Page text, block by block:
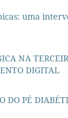
uma
NA
DIGITAL
DO PÉ